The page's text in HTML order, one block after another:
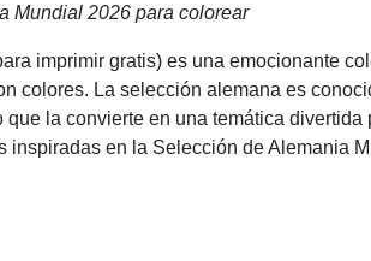
Mundial 2026 para colorear
imprimir gratis) es una emocionante
colores. La selección alemana es
la convierte en una temática divertida
en la Selección de Alemania